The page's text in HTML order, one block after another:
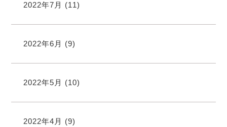
2022年7月 (11)
2022年6月 (9)
2022年5月 (10)
2022年4月 (9)